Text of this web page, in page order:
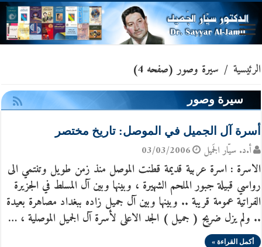
الرئيسية / سيرة وصور(صفحه 4)
سيرة وصور
أسرة آل الجميل في الموصل: تاريخ مختصر
أ.د. سيّار الجَميل 03/03/2006
الاسرة : اسرة عربية قديمة قطنت الموصل منذ زمن طويل وتنتمي الى
رواسي قبيلة جبور الملحم الشهيرة ، وبينها وبين آل المسلط في الجزيرة
الفراتية عمومة قريبة .. وبينها وبين آل جميل زاده ببغداد مصاهرة بعيدة
.. ولم يزل ضريح ( جميل ) الجد الاعلى لأسرة آل الجميل الموصلية ، …
أكمل القراءة »